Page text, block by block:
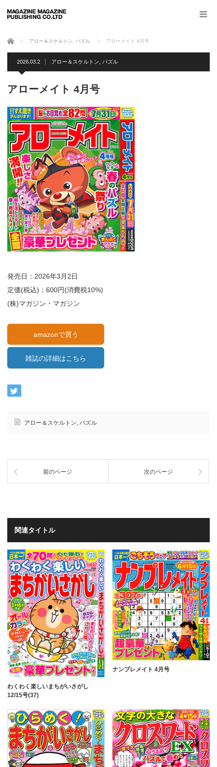
ホーム アロー＆スケルトン パズル アローメイト 4月号
2026.03.2 アロー＆スケルトン パズル
アローメイト 4月号
発売日：2026年3月2日
定価(税込)：600円(消費税10%)
(株)マガジン・マガジン
amazonで買う
雑誌の詳細はこちら
アロー＆スケルトン パズル
前のページ 次のページ
関連タイトル
わくわく楽しいまちがいさがし
12/15号(37)
ナンプレメイト 4月号